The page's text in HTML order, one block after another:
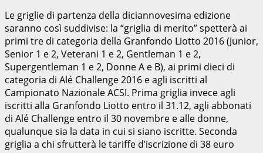
Le griglie di partenza della diciannovesima edizione
saranno così suddivise: la “griglia di merito” spetterà ai
primi tre di categoria della Granfondo Liotto 2016 (Junior,
Senior 1 e 2, Veterani 1 e 2, Gentleman 1 e 2,
Supergentleman 1 e 2, Donne A e B), ai primi dieci di
categoria di Alé Challenge 2016 e agli iscritti al
Campionato Nazionale ACSI. Prima griglia invece agli
iscritti alla Granfondo Liotto entro il 31.12, agli abbonati
di Alé Challenge entro il 30 novembre e alle donne,
qualunque sia la data in cui si siano iscritte. Seconda
griglia a chi sfrutterà le tariffe d’iscrizione di 38 euro